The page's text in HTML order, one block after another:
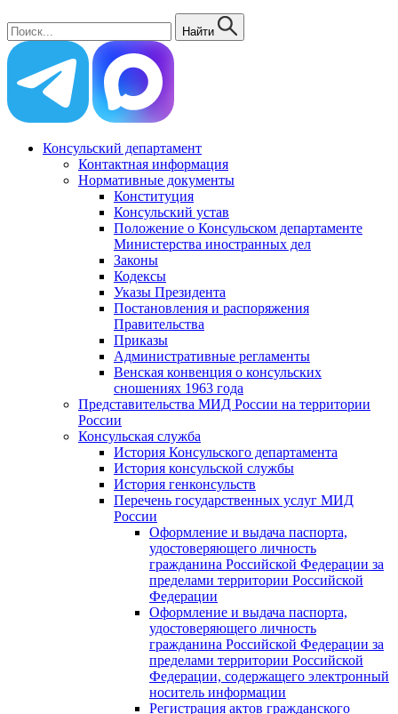
Найти
Консульский департамент
Контактная информация
Нормативные документы
Конституция
Консульский устав
Положение о Консульском департаменте
Министерства иностранных дел
Законы
Кодексы
Указы Президента
Постановления и распоряжения
Правительства
Приказы
Административные регламенты
Венская конвенция о консульских
сношениях 1963 года
Представительства МИД России на территории
России
Консульская служба
История Консульского департамента
История консульской службы
История генконсульств
Перечень государственных услуг МИД
России
Оформление и выдача паспорта,
удостоверяющего личность
гражданина Российской Федерации за
пределами территории Российской
Федерации
Оформление и выдача паспорта,
удостоверяющего личность
гражданина Российской Федерации за
пределами территории Российской
Федерации, содержащего электронный
носитель информации
Регистрация актов гражданского